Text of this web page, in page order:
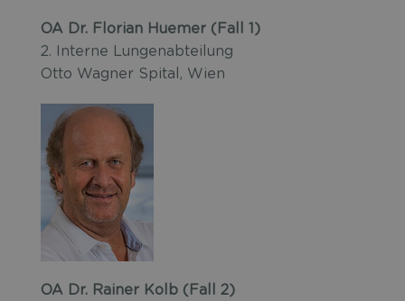
OA Dr. Florian Huemer (Fall 1)
2. Interne Lungenabteilung
Otto Wagner Spital, Wien
OA Dr. Rainer Kolb (Fall 2)